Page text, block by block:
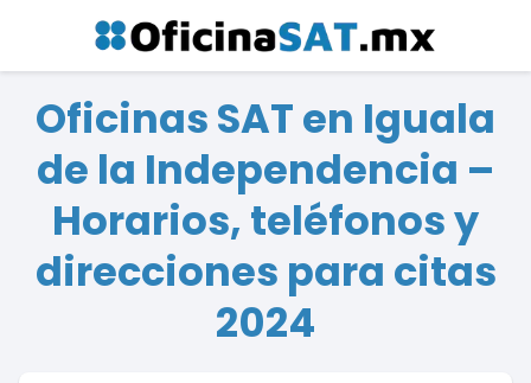
Oficinas SAT en Iguala
de la Independencia –
Horarios, teléfonos y
direcciones para citas
2024